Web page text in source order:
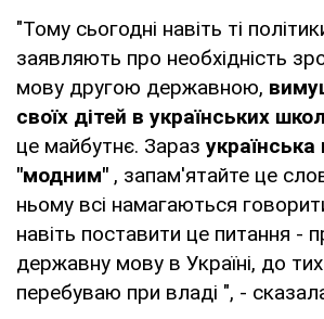
"Тому сьогодні навіть ті
заявляють про необхідність
мову другою державною,
своїх дітей в українських
це майбутнє. Зараз
"модним" , запам'ятайте це
ньому всі намагаються
навіть поставити це питання -
державну мову в Україні, до
перебуваю при владі ", -